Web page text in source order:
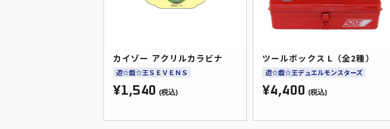
カイゾー アクリルカラビナ
遊☆戯☆王ＳＥＶＥＮＳ
¥1,540 (税込)
ツールボックス L（全2種）
遊☆戯☆王デュエルモンスターズ
¥4,400 (税込)